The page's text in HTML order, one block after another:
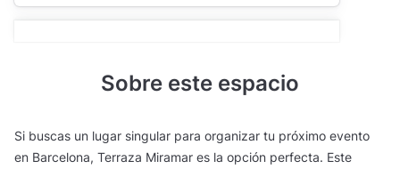
Sobre este espacio
Si buscas un lugar singular para organizar tu próximo evento
en Barcelona, Terraza Miramar es la opción perfecta. Este